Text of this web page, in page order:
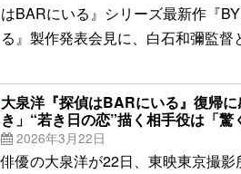
はBARにいる』シリーズ最新作『
る』製作発表会見に、白石和彌監督
大泉洋『探偵はBARにいる』復帰
き」“若き日の恋”描く相手役は「驚
2026年3月22日
俳優の大泉洋が22日、東映東京撮